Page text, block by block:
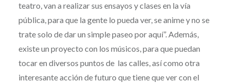
teatro, van a realizar sus ensayos y clases en la vía
pública, para que la gente lo pueda ver, se anime y no se
trate solo de dar un simple paseo por aquí”. Además,
existe un proyecto con los músicos, para que puedan
tocar en diversos puntos de las calles, así como otra
interesante acción de futuro que tiene que ver con el